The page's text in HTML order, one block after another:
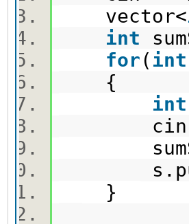
vector<
int
for( int
{
int
cin
sumS
}